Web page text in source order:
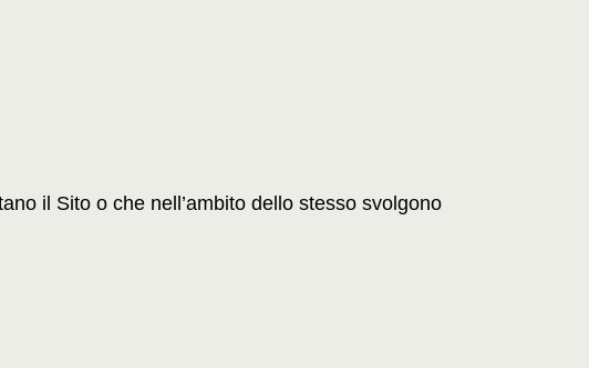
il Sito o che nell’ambito dello stesso svolgono